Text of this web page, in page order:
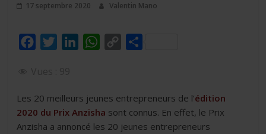
17 septembre 2020 Valentin Mano
b
o
t
e
e
d
W
s
A
L
i
a
g
Les 20 meilleurs jeunes entrepreneurs de l’édition
2020 du Prix Anzisha sont connus. En effet, le Prix
Anzisha a annoncé les 20 jeunes entrepreneurs